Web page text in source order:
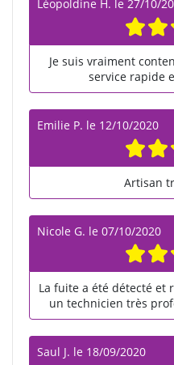
Léopoldine H. le 27/10/
Je suis vraiment
service rapide
Emilie P. le 12/10/2020
Artisan
Nicole G. le 07/10/2020
La fuite a été détecté et
un technicien très
Saul J. le 18/09/2020